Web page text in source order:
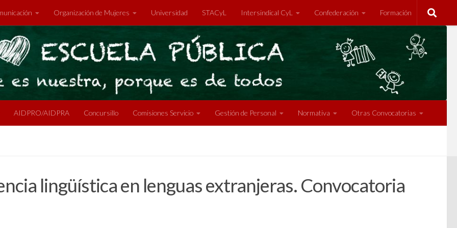
Organización de Mujeres Universidad STACyL Intersindical CyL Confederación Formación
AIDPRO/AIDPRA Concursillo Comisiones Servicio Gestión de Personal Normativa Otras Convocatorias
lingüística en lenguas extranjeras. Convocatoria